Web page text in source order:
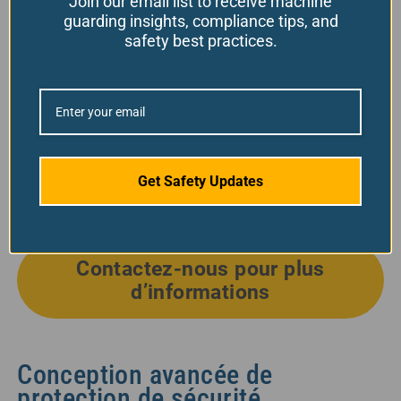
consultez nosservices d’évaluation de
Installé par nos techniciens
d’installation expérimentés sur le
Toutes les protections de machines sur
mesure sont adaptées à vos besoins.
Contactez-nous pour plus
d’informations
Conception avancée de
guarding insights, compliance tips, and
safety best practices.
Get Safety Updates